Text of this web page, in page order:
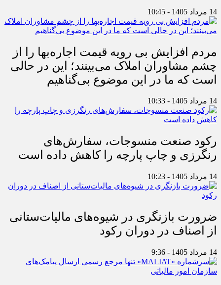
14 مرداد 1405 - 10:45
مردم افزایش بی رویه قیمت اجاره‌بها را از
چشم مشاوران املاک می‌بینند؛ این در حالی
است که ما در این موضوع بی‌گناهیم
14 مرداد 1405 - 10:33
رکود صنعت منسوجات، سفارش‌های
رنگرزی و چاپ پارچه را کاهش داده است
14 مرداد 1405 - 10:23
ضرورت بازنگری در شیوه‌های مالیات‌ستانی
از اصناف در دوران رکود
14 مرداد 1405 - 9:36